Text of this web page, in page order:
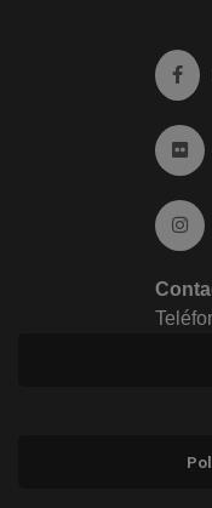
Ir a
Ir
Ir